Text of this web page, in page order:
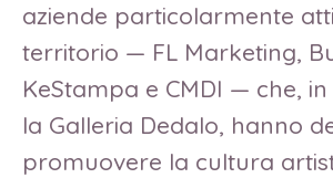
aziende particolarmente
territorio — FL Marketing,
KeStampa e CMDI — che,
la Galleria Dedalo, hanno
promuovere la cultura